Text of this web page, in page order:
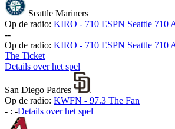
Seattle Mariners
Op de radio: KIRO - 710 ESPN Seattle 710
--
Op de radio: KIRO - 710 ESPN Seattle 710
The Ticket
Details over het spel
San Diego Padres
Op de radio: KWFN - 97.3 The Fan
- : -Details over het spel